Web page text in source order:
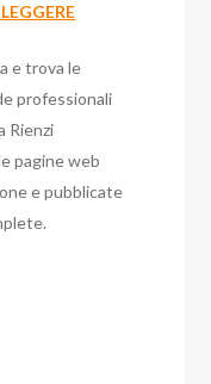
e trova le
professionali
Rienzi
pagine web
e pubblicate